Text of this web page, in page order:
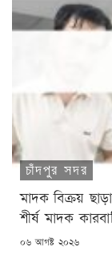
চাঁদপুর সদর
মাদক বিক্রয়
শীর্ষ মাদক
POSTED
০৬ আগষ্ট ২০২৬